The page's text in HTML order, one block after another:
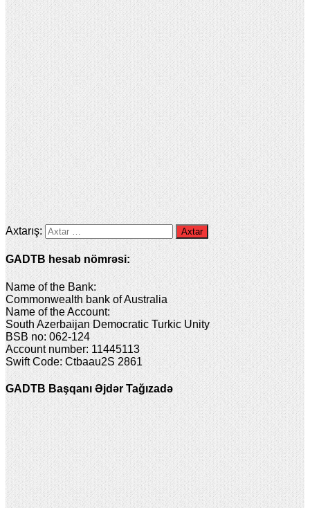
Axtarış:
GADTB hesab nömrəsi:
Name of the Bank:
Commonwealth bank of Australia
Name of the Account:
South Azerbaijan Democratic Turkic Unity
BSB no: 062-124
Account number: 11445113
Swift Code: Ctbaau2S 2861
GADTB Başqanı Əjdər Tağızadə